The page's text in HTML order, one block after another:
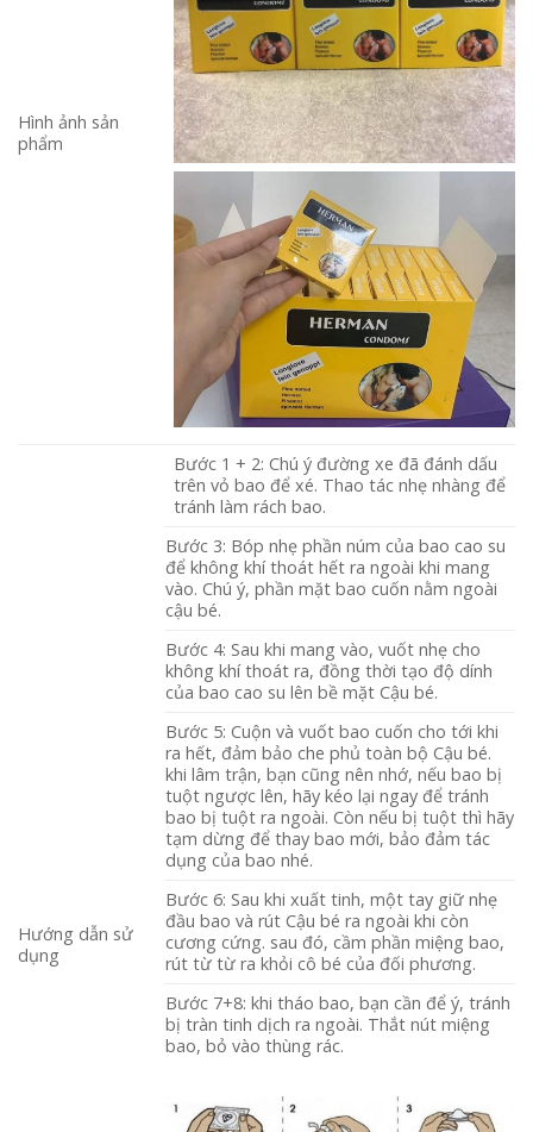
Hình ảnh sản
phẩm
Hướng dẫn sử
dụng
Bước 1 + 2: Chú ý đường xe đã đánh dấu
trên vỏ bao để xé. Thao tác nhẹ nhàng để
tránh làm rách bao.
Bước 3: Bóp nhẹ phần núm của bao cao su
để không khí thoát hết ra ngoài khi mang
vào. Chú ý, phần mặt bao cuốn nằm ngoài
cậu bé.
Bước 4: Sau khi mang vào, vuốt nhẹ cho
không khí thoát ra, đồng thời tạo độ dính
của bao cao su lên bề mặt Cậu bé.
Bước 5: Cuộn và vuốt bao cuốn cho tới khi
ra hết, đảm bảo che phủ toàn bộ Cậu bé.
khi lâm trận, bạn cũng nên nhớ, nếu bao bị
tuột ngược lên, hãy kéo lại ngay để tránh
bao bị tuột ra ngoài. Còn nếu bị tuột thì hãy
tạm dừng để thay bao mới, bảo đảm tác
dụng của bao nhé.
Bước 6: Sau khi xuất tinh, một tay giữ nhẹ
đầu bao và rút Cậu bé ra ngoài khi còn
cương cứng. sau đó, cầm phần miệng bao,
rút từ từ ra khỏi cô bé của đối phương.
Bước 7+8: khi tháo bao, bạn cần để ý, tránh
bị tràn tinh dịch ra ngoài. Thắt nút miệng
bao, bỏ vào thùng rác.